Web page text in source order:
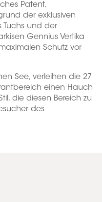
Patent,
der exklusiven
Tuchs und der
Gennius Vertika
Schutz vor
See, verleihen die 27
einen Hauch
die diesen Bereich zu
des